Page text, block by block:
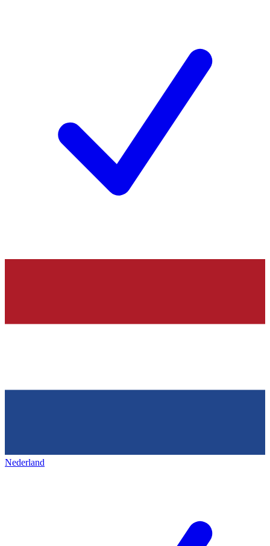
Nederland